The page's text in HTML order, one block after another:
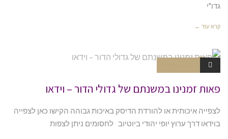
גדו"י
קרא עוד ←
פאות זמנינו במשנתם של גדולי הדור – וידאו
לצפייה איכותית או להורדת הדיסק באיכות גבוהה הקישו כאן לצפייה
בוידאו דרך ערוץ יופי יהודי ביוטיוב לחסומים ניתן לצפות